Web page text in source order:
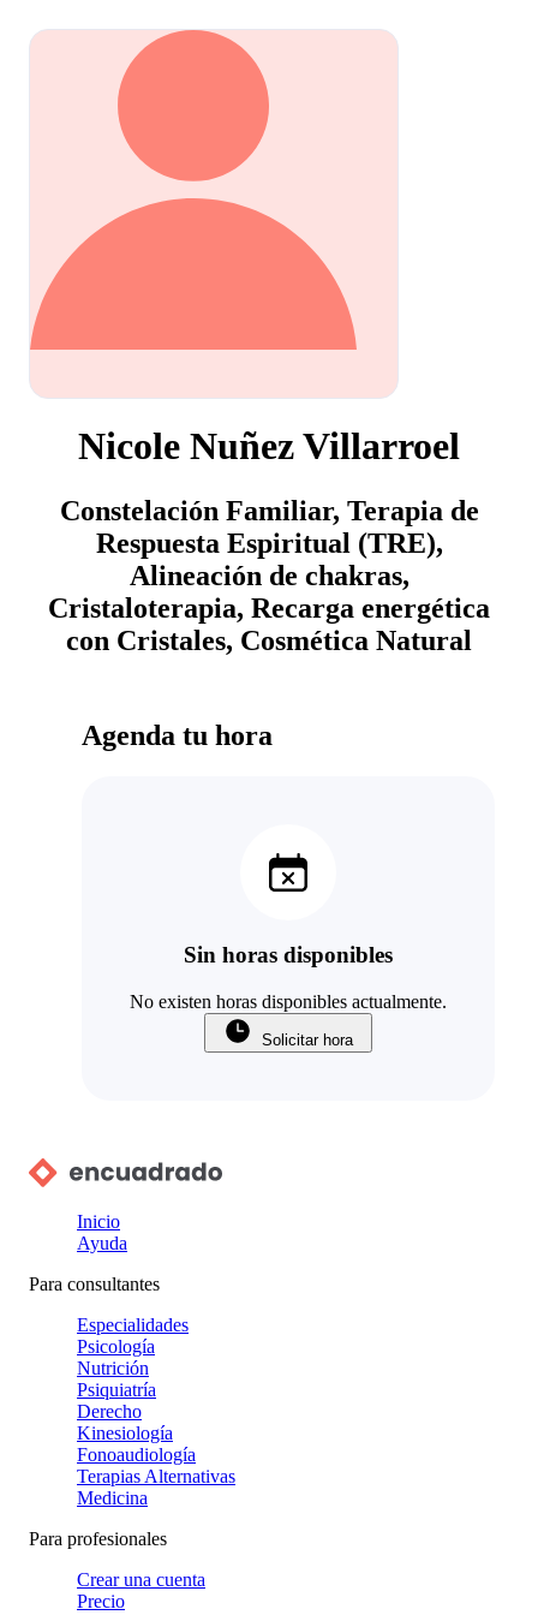
Nicole Nuñez Villarroel
Constelación Familiar, Terapia de
Respuesta Espiritual (TRE),
Alineación de chakras,
Cristaloterapia, Recarga energética
con Cristales, Cosmética Natural
Agenda tu hora
Sin horas disponibles
No existen horas disponibles actualmente.
Solicitar hora
Inicio
Ayuda
Para consultantes
Especialidades
Psicología
Nutrición
Psiquiatría
Derecho
Kinesiología
Fonoaudiología
Terapias Alternativas
Medicina
Para profesionales
Crear una cuenta
Precio